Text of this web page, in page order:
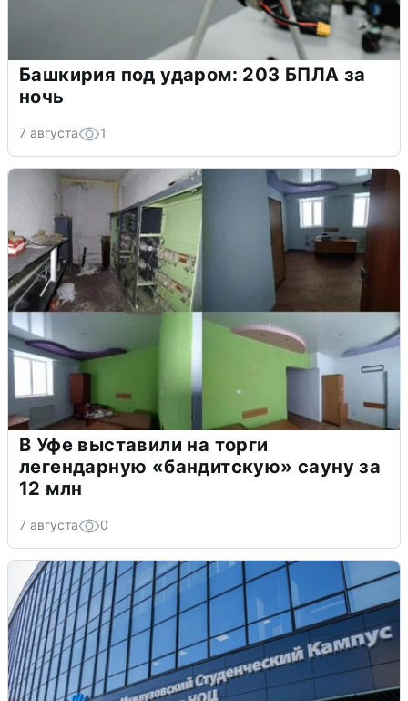
Башкирия под ударом: 203 БПЛА за
ночь
7 августа 1
В Уфе выставили на торги
легендарную «бандитскую» сауну за
12 млн
7 августа 0